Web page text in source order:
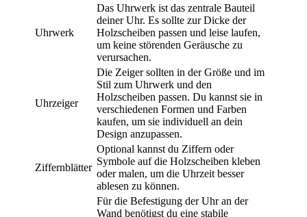
Uhrwerk
Das Uhrwerk ist das zentrale Bauteil
deiner Uhr. Es sollte zur Dicke der
Holzscheiben passen und leise laufen,
um keine störenden Geräusche zu
verursachen.
Uhrzeiger
Die Zeiger sollten in der Größe und im
Stil zum Uhrwerk und den
Holzscheiben passen. Du kannst sie in
verschiedenen Formen und Farben
kaufen, um sie individuell an dein
Design anzupassen.
Ziffernblätter
Optional kannst du Ziffern oder
Symbole auf die Holzscheiben kleben
oder malen, um die Uhrzeit besser
ablesen zu können.
Für die Befestigung der Uhr an der
Wand benötigst du eine stabile